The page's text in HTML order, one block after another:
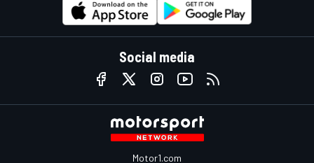
Social media
Motor1.com